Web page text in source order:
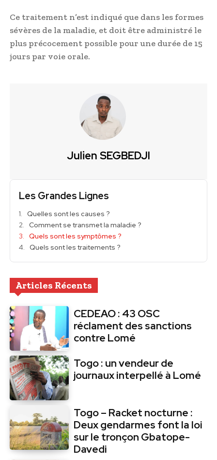
Ce traitement n’est indiqué que dans les formes
sévères de la maladie, et doit être administré le
plus précocement possible pour une durée de 15
jours par voie orale.
Julien SEGBEDJI
Les Grandes Lignes
Quelles sont les causes ?
Comment se transmet la maladie ?
Quels sont les symptômes ?
Quels sont les traitements ?
Articles Récents
CEDEAO : 43 OSC
réclament des sanctions
contre Lomé
Togo : un vendeur de
journaux interpellé à Lomé
Togo – Racket nocturne :
Deux gendarmes font la loi
sur le tronçon Gbatope-
Davedi